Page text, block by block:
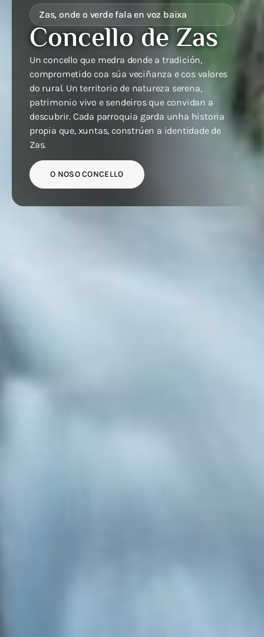
Zas, onde o verde fala en voz baixa
Concello de Zas
Un concello que medra dende a tradición,
comprometido coa súa veciñanza e cos valores
do rural. Un territorio de natureza serena,
patrimonio vivo e sendeiros que convidan a
descubrir. Cada parroquia garda unha historia
propia que, xuntas, constrúen a identidade de
Zas.
O NOSO CONCELLO